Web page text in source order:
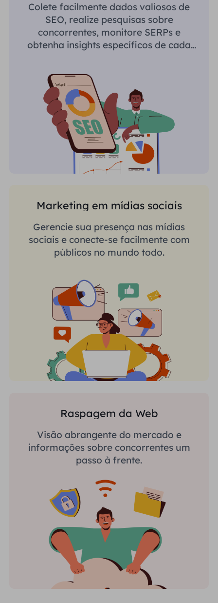
Colete facilmente dados valiosos de
SEO, realize pesquisas sobre
concorrentes, monitore SERPs e
obtenha insights específicos de cada
Marketing em mídias sociais
Gerencie sua presença nas mídias
sociais e conecte-se facilmente com
públicos no mundo todo.
Raspagem da Web
Visão abrangente do mercado e
informações sobre concorrentes um
passo à frente.